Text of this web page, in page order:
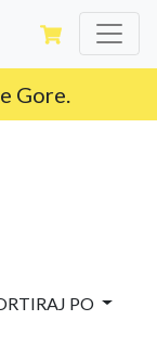
Gore.
PO